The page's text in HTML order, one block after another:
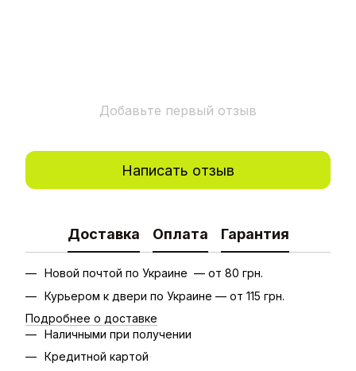
Добавьте первый отзыв
Написать отзыв
Доставка Оплата Гарантия
Новой почтой по Украине — от 80 грн.
Курьером к двери по Украине — от 115 грн.
Подробнее о доставке
Наличными при получении
Кредитной картой